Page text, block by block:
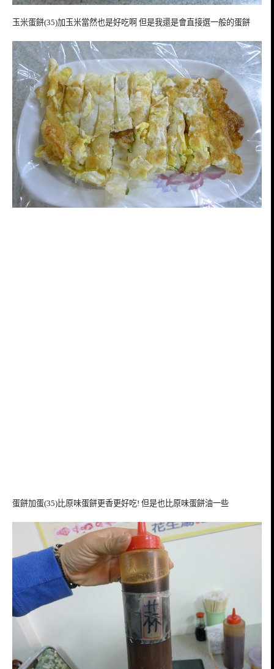
玉米蛋餅(35)加玉米當然也是好吃啊 但是我還是會直接選一般的蛋餅
蛋餅加蛋(35)比原味蛋餅更香更好吃! 但是也比原味蛋餅油一些